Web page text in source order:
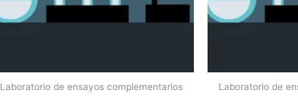
Laboratorio de ensayos complementarios Laboratorio de